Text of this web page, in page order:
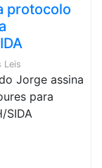
protocolo
Leis